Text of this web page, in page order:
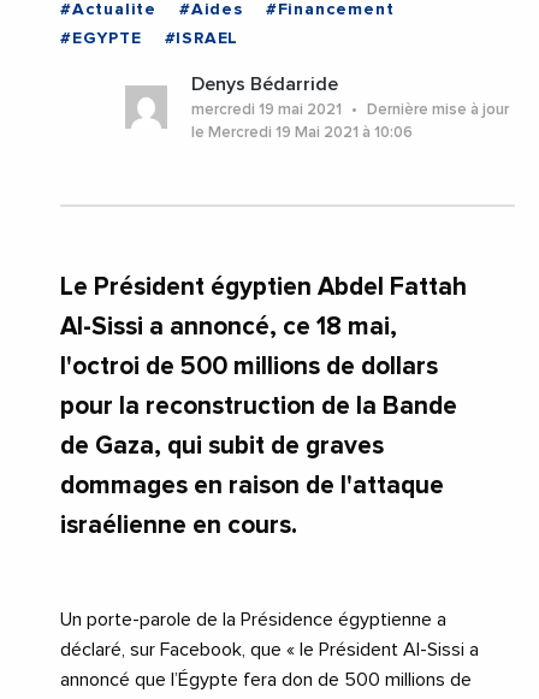
#Actualite #Aides
#Financement
#EGYPTE
#ISRAEL
Denys Bédarride
mercredi 19 mai 2021
Dernière mise à jour
le Mercredi 19 Mai 2021 à 10:06
Le Président égyptien Abdel Fattah
Al-Sissi a annoncé, ce 18 mai,
l'octroi de 500 millions de dollars
pour la reconstruction de la Bande
de Gaza, qui subit de graves
dommages en raison de l'attaque
israélienne en cours.
Un porte-parole de la Présidence égyptienne a
déclaré, sur Facebook, que « le Président Al-Sissi a
annoncé que l’Égypte fera don de 500 millions de